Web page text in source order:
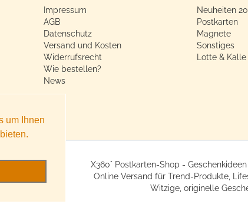
Impressum
AGB
Datenschutz
Versand und Kosten
Widerrufsrecht
Wie bestellen?
News
Neuheiten
Postkarten
Magnete
Sonstiges
Lotte & Kalle
X360° Postkarten-Shop -
Online Versand für Trend-Produkte,
Witzige, originelle
um Ihnen